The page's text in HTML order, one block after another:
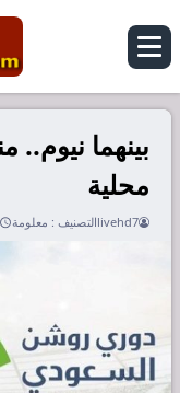
محلية
livehd7التصنيف : معلومة